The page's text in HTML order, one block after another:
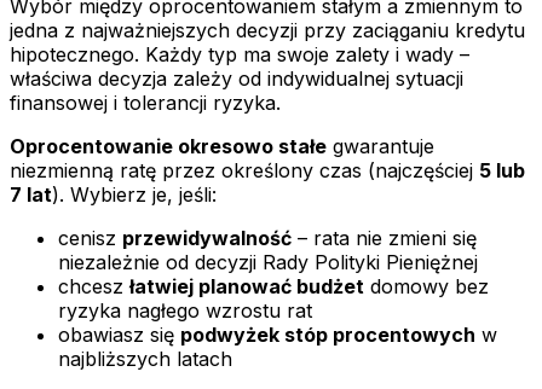
Wybór między oprocentowaniem stałym a zmiennym to
jedna z najważniejszych decyzji przy zaciąganiu kredytu
hipotecznego. Każdy typ ma swoje zalety i wady –
właściwa decyzja zależy od indywidualnej sytuacji
finansowej i tolerancji ryzyka.
Oprocentowanie okresowo stałe gwarantuje
niezmienną ratę przez określony czas (najczęściej 5 lub
7 lat). Wybierz je, jeśli:
cenisz przewidywalność – rata nie zmieni się
niezależnie od decyzji Rady Polityki Pieniężnej
chceszłatwiej planować budżet domowy bez
ryzyka nagłego wzrostu rat
obawiasz się podwyżek stóp procentowych w
najbliższych latach